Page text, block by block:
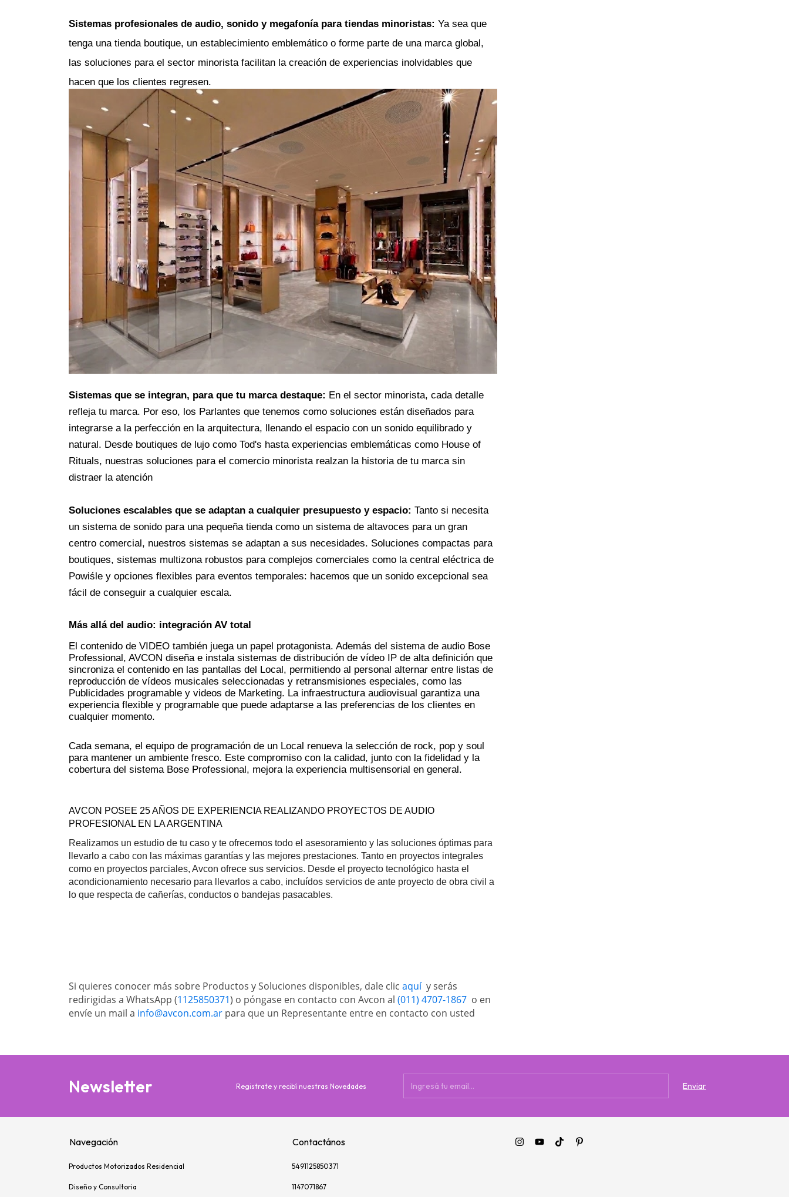
Sistemas profesionales de audio, sonido y megafonía para tiendas minoristas: Ya sea que
tenga una tienda boutique, un establecimiento emblemático o forme parte de una marca global,
las soluciones para el sector minorista facilitan la creación de experiencias inolvidables que
hacen que los clientes regresen.
Sistemas que se integran, para que tu marca destaque: En el sector minorista, cada detalle
refleja tu marca. Por eso, los Parlantes que tenemos como soluciones están diseñados para
integrarse a la perfección en la arquitectura, llenando el espacio con un sonido equilibrado y
natural. Desde boutiques de lujo como Tod's hasta experiencias emblemáticas como House of
Rituals, nuestras soluciones para el comercio minorista realzan la historia de tu marca sin
distraer la atención
Soluciones escalables que se adaptan a cualquier presupuesto y espacio: Tanto si necesita
un sistema de sonido para una pequeña tienda como un sistema de altavoces para un gran
centro comercial, nuestros sistemas se adaptan a sus necesidades. Soluciones compactas para
boutiques, sistemas multizona robustos para complejos comerciales como la central eléctrica de
Powiśle y opciones flexibles para eventos temporales: hacemos que un sonido excepcional sea
fácil de conseguir a cualquier escala.
Más allá del audio: integración AV total
El contenido de VIDEO también juega un papel protagonista. Además del sistema de audio Bose
Professional, AVCON diseña e instala sistemas de distribución de vídeo IP de alta definición que
sincroniza el contenido en las pantallas del Local, permitiendo al personal alternar entre listas de
reproducción de vídeos musicales seleccionadas y retransmisiones especiales, como las
Publicidades programable y videos de Marketing. La infraestructura audiovisual garantiza una
experiencia flexible y programable que puede adaptarse a las preferencias de los clientes en
cualquier momento.
Cada semana, el equipo de programación de un Local renueva la selección de rock, pop y soul
para mantener un ambiente fresco. Este compromiso con la calidad, junto con la fidelidad y la
cobertura del sistema Bose Professional, mejora la experiencia multisensorial en general.
AVCON POSEE 25 AÑOS DE EXPERIENCIA REALIZANDO PROYECTOS DE AUDIO
PROFESIONAL EN LA ARGENTINA
Realizamos un estudio de tu caso y te ofrecemos todo el asesoramiento y las soluciones óptimas para
llevarlo a cabo con las máximas garantías y las mejores prestaciones. Tanto en proyectos integrales
como en proyectos parciales, Avcon ofrece sus servicios. Desde el proyecto tecnológico hasta el
acondicionamiento necesario para llevarlos a cabo, incluídos servicios de ante proyecto de obra civil a
lo que respecta de cañerías, conductos o bandejas pasacables.
Si quieres conocer más sobre Productos y Soluciones disponibles, dale clic aquí y serás
redirigidas a WhatsApp (1125850371) o póngase en contacto con Avcon al (011) 4707-1867 o en
envíe un mail a info@avcon.com.ar para que un Representante entre en contacto con usted
Newsletter Registrate y recibí nuestras Novedades
Navegación
Productos Motorizados Residencial
Diseño y Consultoria
Contactános
5491125850371
1147071867